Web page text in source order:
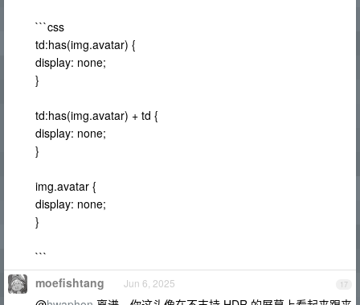
```css
td:has(img.avatar) {
display: none;
}
td:has(img.avatar) + td {
display: none;
}
img.avatar {
display: none;
}
```
17
moefishtang Jun 6, 2025